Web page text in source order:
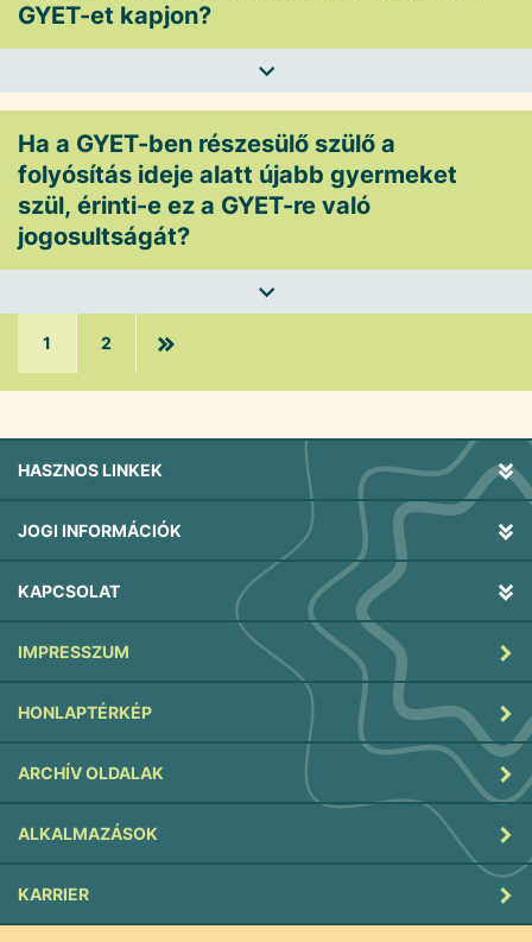
GYET-et kapjon?
Ha a GYET-ben részesülő szülő a
folyósítás ideje alatt újabb gyermeket
szül, érinti-e ez a GYET-re való
jogosultságát?
1 2
HASZNOS LINKEK
JOGI INFORMÁCIÓK
KAPCSOLAT
IMPRESSZUM
HONLAPTÉRKÉP
ARCHÍV OLDALAK
ALKALMAZÁSOK
KARRIER